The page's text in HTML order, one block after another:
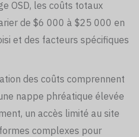
OSD, les coûts totaux
de $6 000 à $25 000 en
et des facteurs spécifiques
des coûts comprennent
nappe phréatique élevée
un accès limité au site
complexes pour